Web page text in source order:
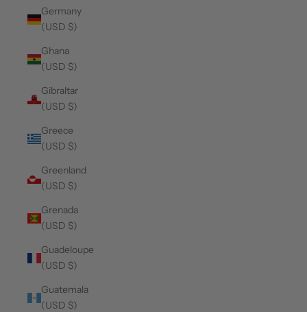
Germany
(USD $)
Ghana
(USD $)
Gibraltar
(USD $)
Greece
(USD $)
Greenland
(USD $)
Grenada
(USD $)
Guadeloupe
(USD $)
Guatemala
(USD $)